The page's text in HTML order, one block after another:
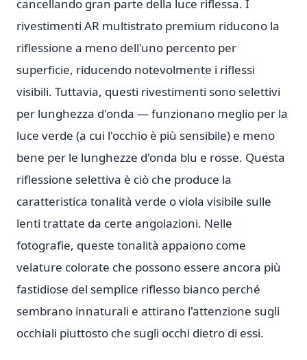
cancellando gran parte della luce riflessa. I
rivestimenti AR multistrato premium riducono la
riflessione a meno dell'uno percento per
superficie, riducendo notevolmente i riflessi
visibili. Tuttavia, questi rivestimenti sono selettivi
per lunghezza d'onda — funzionano meglio per la
luce verde (a cui l'occhio è più sensibile) e meno
bene per le lunghezze d'onda blu e rosse. Questa
riflessione selettiva è ciò che produce la
caratteristica tonalità verde o viola visibile sulle
lenti trattate da certe angolazioni. Nelle
fotografie, queste tonalità appaiono come
velature colorate che possono essere ancora più
fastidiose del semplice riflesso bianco perché
sembrano innaturali e attirano l'attenzione sugli
occhiali piuttosto che sugli occhi dietro di essi.